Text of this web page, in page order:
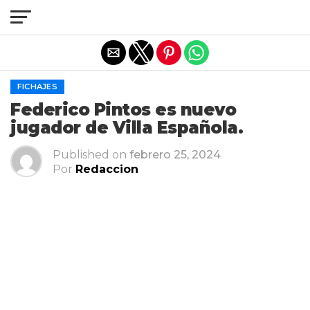
FICHAJES
Federico Pintos es nuevo
jugador de Villa Española.
Published on febrero 25, 2024
Por Redaccion